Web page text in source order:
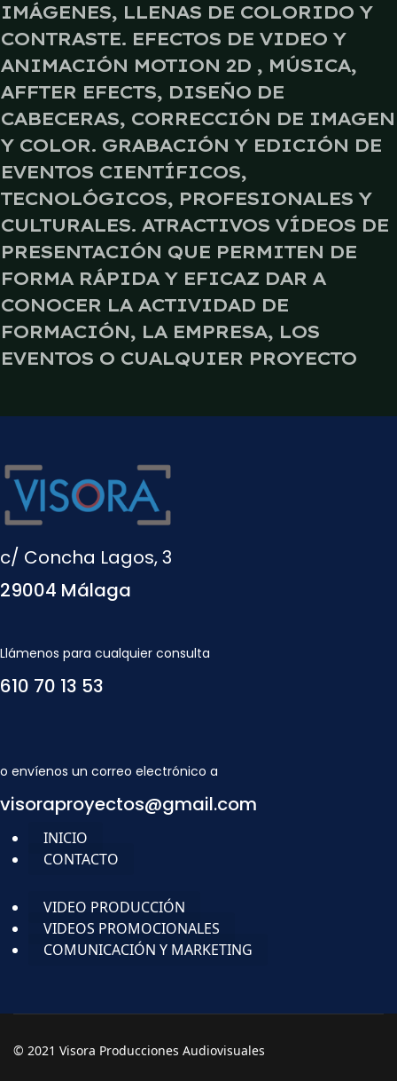
IMÁGENES, LLENAS DE COLORIDO Y
CONTRASTE. EFECTOS DE VIDEO Y
ANIMACIÓN MOTION 2D , MÚSICA,
AFFTER EFECTS, DISEÑO DE
CABECERAS, CORRECCIÓN DE IMAGEN
Y COLOR. GRABACIÓN Y EDICIÓN DE
EVENTOS CIENTÍFICOS,
TECNOLÓGICOS, PROFESIONALES Y
CULTURALES. ATRACTIVOS VÍDEOS DE
PRESENTACIÓN QUE PERMITEN DE
FORMA RÁPIDA Y EFICAZ DAR A
CONOCER LA ACTIVIDAD DE
FORMACIÓN, LA EMPRESA, LOS
EVENTOS O CUALQUIER PROYECTO
c/ Concha Lagos, 3
29004 Málaga
Llámenos para cualquier consulta
610 70 13 53
o envíenos un correo electrónico a
visoraproyectos@gmail.com
INICIO
CONTACTO
VIDEO PRODUCCIÓN
VIDEOS PROMOCIONALES
COMUNICACIÓN Y MARKETING
© 2021 Visora Producciones Audiovisuales